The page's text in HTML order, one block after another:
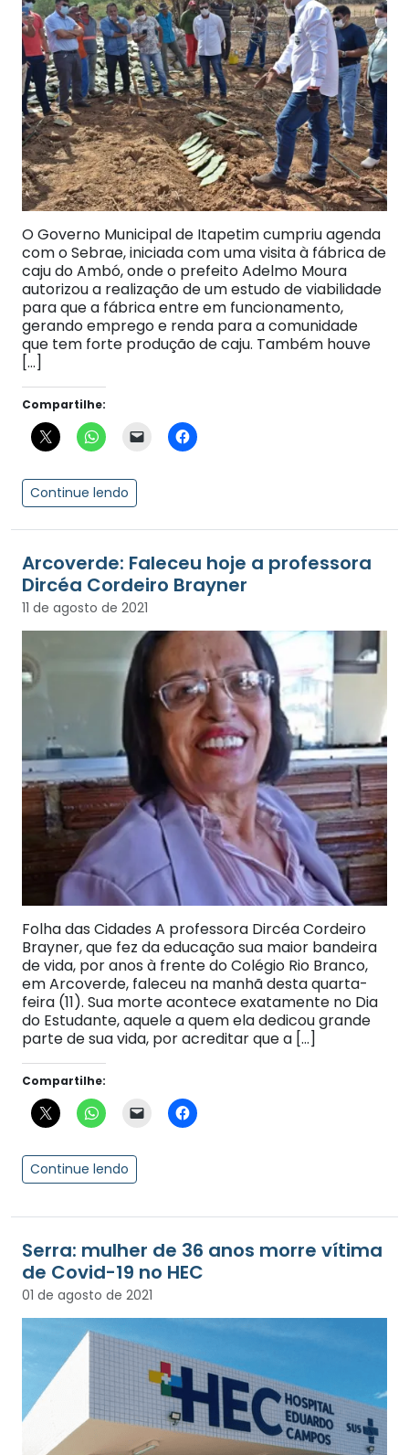
O Governo Municipal de Itapetim cumpriu agenda
com o Sebrae, iniciada com uma visita à fábrica de
caju do Ambó, onde o prefeito Adelmo Moura
autorizou a realização de um estudo de viabilidade
para que a fábrica entre em funcionamento,
gerando emprego e renda para a comunidade
que tem forte produção de caju. Também houve
[…]
Compartilhe:
Continue lendo
Arcoverde: Faleceu hoje a professora
Dircéa Cordeiro Brayner
11 de agosto de 2021
Folha das Cidades A professora Dircéa Cordeiro
Brayner, que fez da educação sua maior bandeira
de vida, por anos à frente do Colégio Rio Branco,
em Arcoverde, faleceu na manhã desta quarta-
feira (11). Sua morte acontece exatamente no Dia
do Estudante, aquele a quem ela dedicou grande
parte de sua vida, por acreditar que a […]
Compartilhe:
Continue lendo
Serra: mulher de 36 anos morre vítima
de Covid-19 no HEC
01 de agosto de 2021